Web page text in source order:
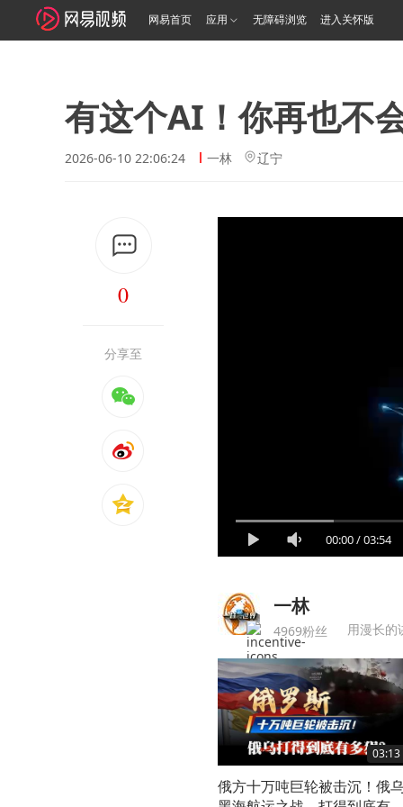
网易首页 应用 无障碍浏览 进入关怀版
有这个AI！你再也不
2026-06-10 22:06:24 一林 辽宁
0
分享至
00:00/03:54
一林
4969粉丝 用漫长的
03:13
俄方十万吨巨轮被击沉！俄